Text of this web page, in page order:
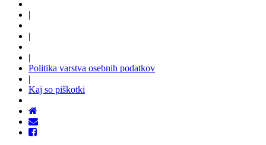
|
|
|
Politika varstva osebnih podatkov
|
Kaj so piškotki